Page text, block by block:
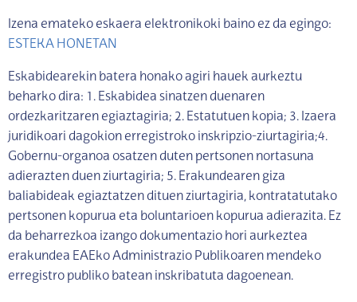
Izena emateko eskaera elektronikoki baino ez da egingo:
ESTEKA HONETAN
Eskabidearekin batera honako agiri hauek aurkeztu
beharko dira: 1. Eskabidea sinatzen duenaren
ordezkaritzaren egiaztagiria; 2. Estatutuen kopia; 3. Izaera
juridikoari dagokion erregistroko inskripzio-ziurtagiria;4.
Gobernu-organoa osatzen duten pertsonen nortasuna
adierazten duen ziurtagiria; 5. Erakundearen giza
baliabideak egiaztatzen dituen ziurtagiria, kontratatutako
pertsonen kopurua eta boluntarioen kopurua adierazita. Ez
da beharrezkoa izango dokumentazio hori aurkeztea
erakundea EAEko Administrazio Publikoaren mendeko
erregistro publiko batean inskribatuta dagoenean.